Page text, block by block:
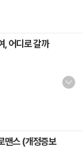
어디로 갈까
스 (개정증보